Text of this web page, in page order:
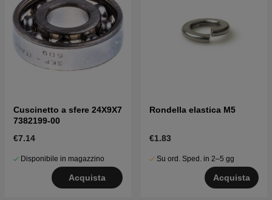
Cuscinetto a sfere 24X9X7
7382199-00
€7.14
Disponibile in magazzino
Acquista
Rondella elastica M5
€1.83
Su ord. Sped. in 2–5 gg
Acquista